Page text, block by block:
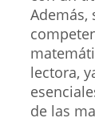
Además,
lectora,
de las